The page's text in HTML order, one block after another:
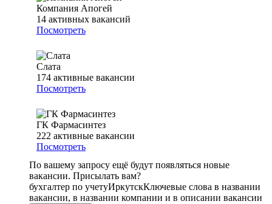
Компания Апогей
14 активных вакансий
Посмотреть
Слата
174 активные вакансии
Посмотреть
ГК Фармасинтез
222 активные вакансии
Посмотреть
По вашему запросу ещё будут появляться новые
вакансии. Присылать вам?
бухгалтер по учетуИркутскКлючевые слова в названии
вакансии, в названии компании и в описании вакансии